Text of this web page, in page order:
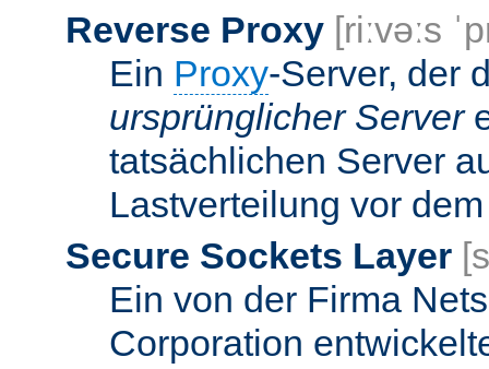
Reverse Proxy [riːvəːs
Ein Proxy-Server, der
ursprünglicher Server
tatsächlichen Server
Lastverteilung vor
Secure Sockets Layer
Ein von der Firma
Corporation